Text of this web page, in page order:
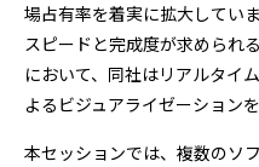
場占有率を着実に拡大していま
スピードと完成度が求められ
において、同社はリアルタイ
よるビジュアライゼーション
本セッションでは、複数のソ